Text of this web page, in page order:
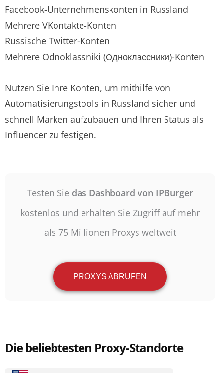
Facebook-Unternehmenskonten in Russland
Mehrere VKontakte-Konten
Russische Twitter-Konten
Mehrere Odnoklassniki (Одноклассники)-Konten
Nutzen Sie Ihre Konten, um mithilfe von
Automatisierungstools in Russland sicher und
schnell Marken aufzubauen und Ihren Status als
Influencer zu festigen.
Testen Sie das Dashboard von IPBurger
kostenlos und erhalten Sie Zugriff auf mehr
als 75 Millionen Proxys weltweit
PROXYS ABRUFEN
Die beliebtesten Proxy-Standorte